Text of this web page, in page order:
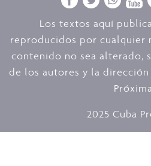
Los textos aquí
reproducidos por cualquier
contenido no sea alterado,
de los autores y la
2025 Cuba